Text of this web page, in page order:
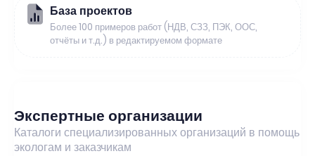
База проектов
Более 100 примеров работ (НДВ, СЗЗ, ПЭК, ООС,
отчёты и т.д.) в редактируемом формате
Экспертные организации
Каталоги специализированных организаций в помощь
экологам и заказчикам